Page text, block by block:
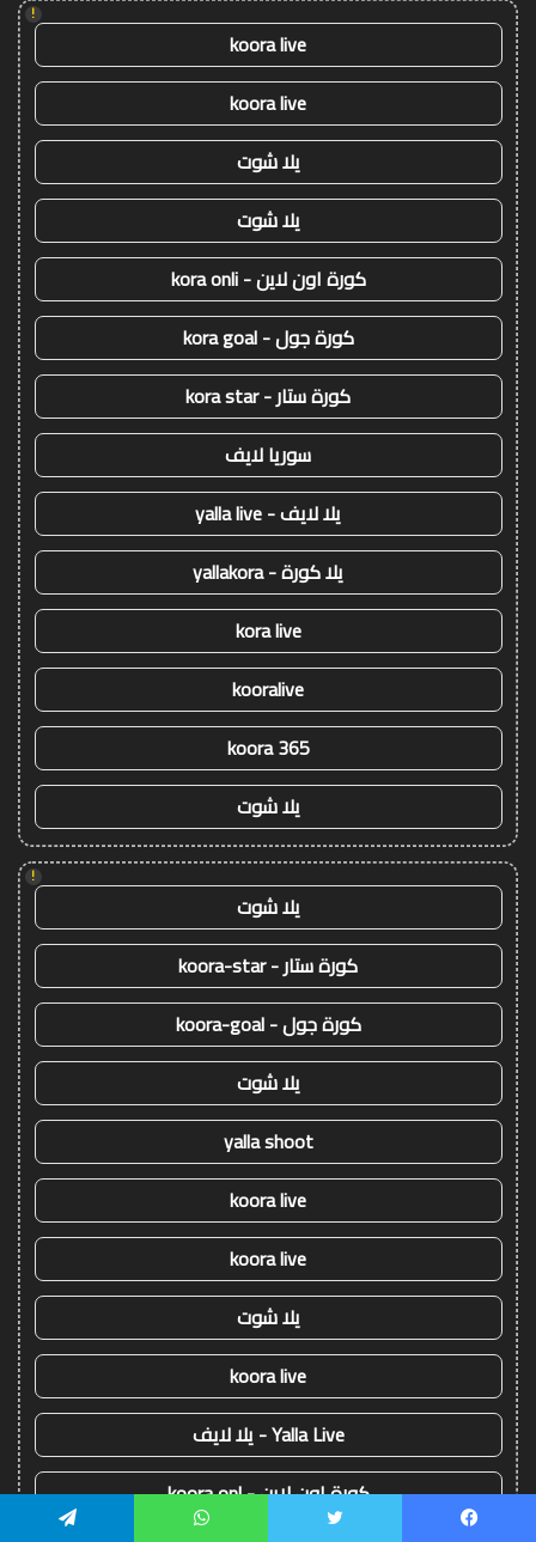
!
koora live
koora live
يلا شوت
يلا شوت
كورة اون لاين - kora onli
كورة جول - kora goal
كورة ستار - kora star
سوريا لايف
يلا لايف - yalla live
يلا كورة - yallakora
kora live
kooralive
koora 365
يلا شوت
!
يلا شوت
كورة ستار - koora-star
كورة جول - koora-goal
يلا شوت
yalla shoot
koora live
koora live
يلا شوت
koora live
Yalla Live - يلا لايف
كورة اون لاين - koora onl